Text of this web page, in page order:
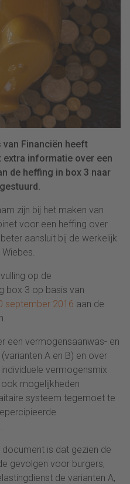
Financiën heeft
extra informatie over een
de heffing in box 3 naar
zijn bij het maken van
voor een heffing over
aansluit bij de werkelijk
op de
box 3 op basis van
september 2016 aan de
een vermogensaanwas- en
A en B) en over
vermogensmix
mogelijkheden
systeem tegemoet te
is dat gezien de
gevolgen voor burgers,
de varianten A,